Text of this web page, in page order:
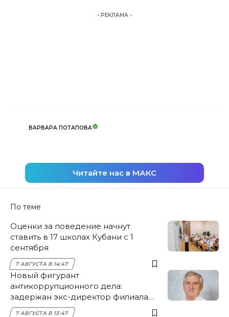
- РЕКЛАМА -
ВАРВАРА ПОТАПОВА
Читайте нас в МАКС
По теме
Оценки за поведение начнут
ставить в 17 школах Кубани с 1
сентября
7 АВГУСТА В 14:47
Новый фигурант
антикоррупционного дела:
задержан экс-директор филиала
НЭСК Крымска
7 АВГУСТА В 13:47